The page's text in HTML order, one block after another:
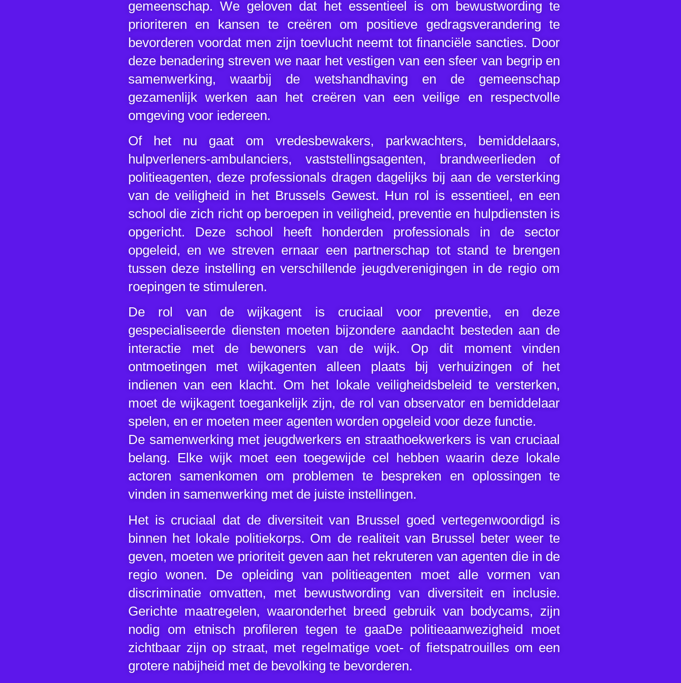
gemeenschap. We geloven dat het essentieel is om bewustwording te
prioriteren en kansen te creëren om positieve gedragsverandering te
bevorderen voordat men zijn toevlucht neemt tot financiële sancties. Door
deze benadering streven we naar het vestigen van een sfeer van begrip en
samenwerking, waarbij de wetshandhaving en de gemeenschap
gezamenlijk werken aan het creëren van een veilige en respectvolle
omgeving voor iedereen.
Of het nu gaat om vredesbewakers, parkwachters, bemiddelaars,
hulpverleners-ambulanciers, vaststellingsagenten, brandweerlieden of
politieagenten, deze professionals dragen dagelijks bij aan de versterking
van de veiligheid in het Brussels Gewest. Hun rol is essentieel, en een
school die zich richt op beroepen in veiligheid, preventie en hulpdiensten is
opgericht. Deze school heeft honderden professionals in de sector
opgeleid, en we streven ernaar een partnerschap tot stand te brengen
tussen deze instelling en verschillende jeugdverenigingen in de regio om
roepingen te stimuleren.
De rol van de wijkagent is cruciaal voor preventie, en deze
gespecialiseerde diensten moeten bijzondere aandacht besteden aan de
interactie met de bewoners van de wijk. Op dit moment vinden
ontmoetingen met wijkagenten alleen plaats bij verhuizingen of het
indienen van een klacht. Om het lokale veiligheidsbeleid te versterken,
moet de wijkagent toegankelijk zijn, de rol van observator en bemiddelaar
spelen, en er moeten meer agenten worden opgeleid voor deze functie.
De samenwerking met jeugdwerkers en straathoekwerkers is van cruciaal
belang. Elke wijk moet een toegewijde cel hebben waarin deze lokale
actoren samenkomen om problemen te bespreken en oplossingen te
vinden in samenwerking met de juiste instellingen.
Het is cruciaal dat de diversiteit van Brussel goed vertegenwoordigd is
binnen het lokale politiekorps. Om de realiteit van Brussel beter weer te
geven, moeten we prioriteit geven aan het rekruteren van agenten die in de
regio wonen. De opleiding van politieagenten moet alle vormen van
discriminatie omvatten, met bewustwording van diversiteit en inclusie.
Gerichte maatregelen, waaronderhet breed gebruik van bodycams, zijn
nodig om etnisch profileren tegen te gaaDe politieaanwezigheid moet
zichtbaar zijn op straat, met regelmatige voet- of fietspatrouilles om een
grotere nabijheid met de bevolking te bevorderen.